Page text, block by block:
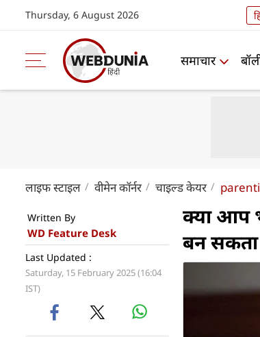
Thursday, 6 August 2026
समाचार
लाइफ स्‍टाइल वीमेन कॉर्नर चाइल्ड केयर
Written By
WD Feature Desk
Last Updated :
Saturday, 15 February 2025 (16:04
IST)
क्या आप
बन